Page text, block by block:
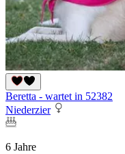
Beretta - wartet in 52382
Niederzier
6 Jahre